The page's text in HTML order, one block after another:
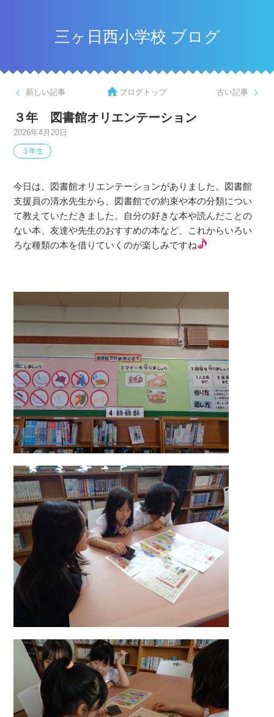
三ヶ日西小学校 ブログ
新しい記事 古い記事
ブログトップ
３年 図書館オリエンテーション
2026年4月20日
３年生
今日は、図書館オリエンテーションがありました。図書館
支援員の清水先生から、図書館での約束や本の分類につい
て教えていただきました。自分の好きな本や読んだことの
ない本、友達や先生のおすすめの本など、これからいろい
ろな種類の本を借りていくのが楽しみですね